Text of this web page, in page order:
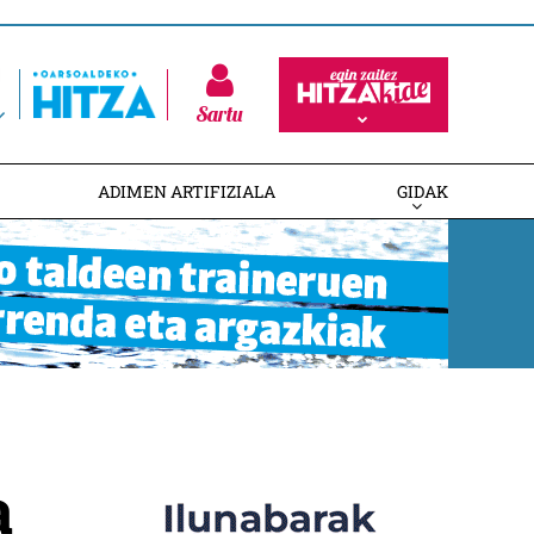
Sartu
ADIMEN ARTIFIZIALA GIDAK